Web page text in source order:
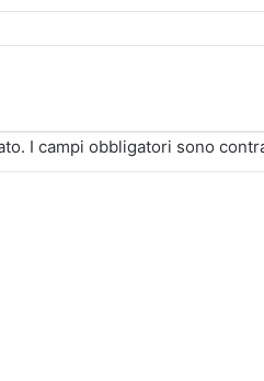
I campi obbligatori sono